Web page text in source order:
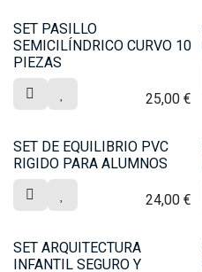
SET PASILLO
SEMICILÍNDRICO CURVO 10
PIEZAS
25,00 €
SET DE EQUILIBRIO PVC
RIGIDO PARA ALUMNOS
24,00 €
SET ARQUITECTURA
INFANTIL SEGURO Y